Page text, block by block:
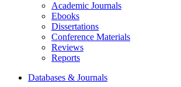
Academic Journals
Ebooks
Dissertations
Conference Materials
Reviews
Reports
Databases & Journals